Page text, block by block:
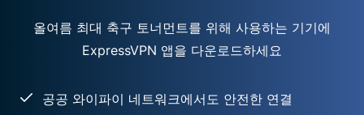
올여름 최대 축구 토너먼트를 위해 사용하는 기기에
ExpressVPN 앱을 다운로드하세요
공공 와이파이 네트워크에서도 안전한 연결